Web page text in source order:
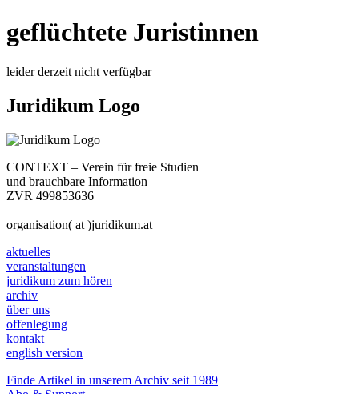
geflüchtete Juristinnen
leider derzeit nicht verfügbar
Juridikum Logo
CONTEXT – Verein für freie Studien
und brauchbare Information
ZVR 499853636
organisation( at )juridikum.at
aktuelles
veranstaltungen
juridikum zum hören
archiv
über uns
offenlegung
kontakt
english version
Finde Artikel in unserem Archiv seit 1989